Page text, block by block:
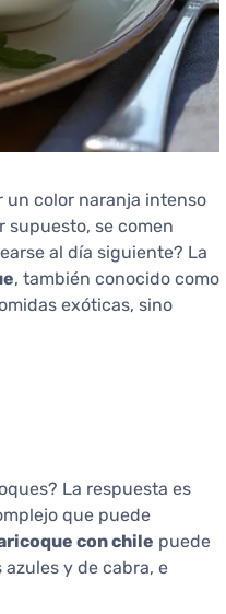
un color naranja intenso
supuesto, se comen
al día siguiente? La
, también conocido como
exóticas, sino
La respuesta es
que puede
con chile puede
y de cabra, e